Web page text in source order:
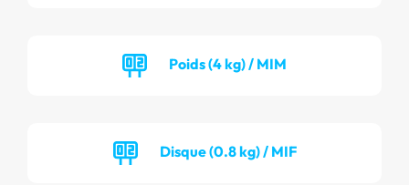
Poids (4 kg) / MIM
Disque (0.8 kg) / MIF